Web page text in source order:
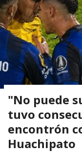
"No puede
tuvo
encontrón
Huachipato